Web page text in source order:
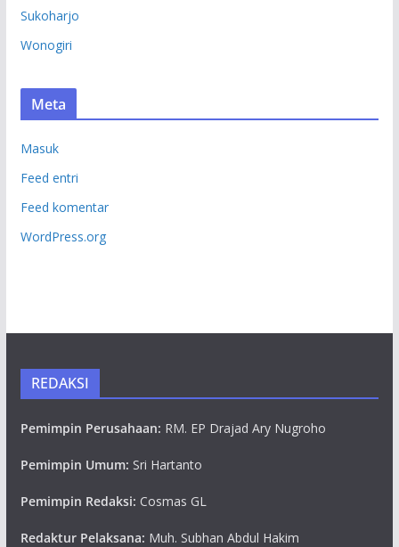
Sukoharjo
Wonogiri
Meta
Masuk
Feed entri
Feed komentar
WordPress.org
REDAKSI
Pemimpin Perusahaan: RM. EP Drajad Ary Nugroho
Pemimpin Umum: Sri Hartanto
Pemimpin Redaksi: Cosmas GL
Redaktur Pelaksana: Muh. Subhan Abdul Hakim